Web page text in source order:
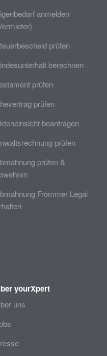
anmelden
prüfen
berechnen
prüfen
prüfen
beantragen
prüfen
prüfen &
Frommer Legal
yourXpert
uns